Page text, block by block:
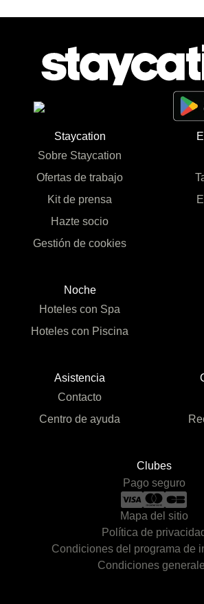
Staycation
Sobre Staycation
Ofertas de trabajo
Kit de prensa
Hazte socio
Gestión de cookies
Noche
Hoteles con Spa
Hoteles con Piscina
Asistencia
Contacto
Centro de ayuda
Clubes
Pago seguro
Mapa del sitio
Política de
Condiciones del programa de
Condiciones